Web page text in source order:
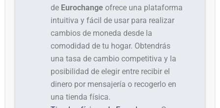
de Eurochangeofrece una plataforma
intuitiva y fácil de usar para realizar
cambios de moneda desde la
comodidad de tu hogar. Obtendrás
una tasa de cambio competitiva y la
posibilidad de elegir entre recibir el
dinero por mensajería o recogerlo en
una tienda física.